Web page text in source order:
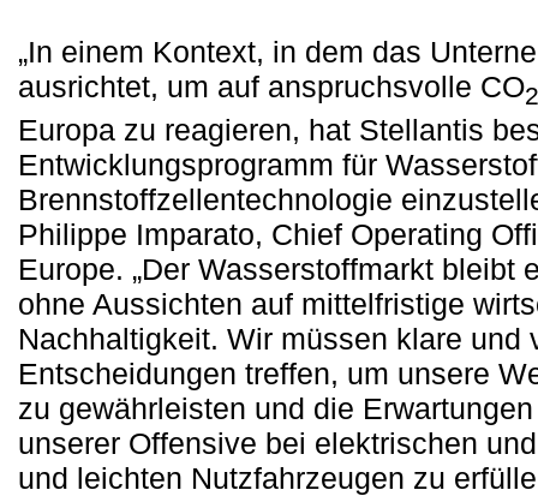
„In einem Kontext, in dem das
ausrichtet, um auf anspruchsvolle CO2
Europa zu reagieren, hat Stellantis
Entwicklungsprogramm für
Brennstoffzellentechnologie
Philippe Imparato, Chief Operating
Europe. „Der Wasserstoffmarkt bleibt
ohne Aussichten auf mittelfristige
Nachhaltigkeit. Wir müssen klare und
Entscheidungen treffen, um unsere
zu gewährleisten und die
unserer Offensive bei elektrischen
und leichten Nutzfahrzeugen zu